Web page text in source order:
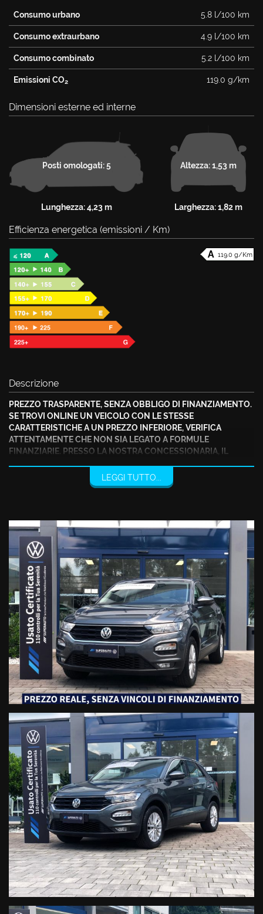
Consumo urbano 5.8 l/100 km
Consumo extraurbano 4.9 l/100 km
Consumo combinato 5.2 l/100 km
Emissioni CO2 119.0 g/km
Dimensioni esterne ed interne
Posti omologati: 5
Lunghezza: 4,23 m
Altezza: 1,53 m
Larghezza: 1,82 m
Efficienza energetica (emissioni / Km)
119.0 g/Km
Descrizione
PREZZO TRASPARENTE, SENZA OBBLIGO DI FINANZIAMENTO.
SE TROVI ONLINE UN VEICOLO CON LE STESSE
CARATTERISTICHE A UN PREZZO INFERIORE, VERIFICA
ATTENTAMENTE CHE NON SIA LEGATO A FORMULE
FINANZIARIE. PRESSO LA NOSTRA CONCESSIONARIA, IL
MENO, IL PREZZO NON CAMBIA. SEI LIBERO DI SCEGLIERE, IN
VW T-ROC
Motore: 1.0 TSI 116 CV
Cambio: Manuale a 6 rapporti
Colore: Indium Grey Metallizzato
Usato Certificato, regolarmente tagliandato e revisionato.
Veicolo guidabile da Neopatentati
ESTERNO E ILLUMINAZIONE:
Fari Alogeni
Fari Fendinebbia
Cerchi in lega da 16’’
SICUREZZA E MULTIMEDIA
Bluetooth
Radio
AppConnect
Lettore CD
Presa Scheda SD
Ingressi USB
Presa 12V
Front Assist
Lane Assist
Adaptive Cruise Control
Kit Antipanne
Monitoraggio pressione pneumatici
Airbag conducente e passeggero (Disattivabile)
Airbag laterali
Airbag testa
Ancoraggi isofix
Immobilizer elettronico
LEGGI TUTTO...